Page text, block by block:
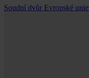
Soudní dvůr Evropské unie